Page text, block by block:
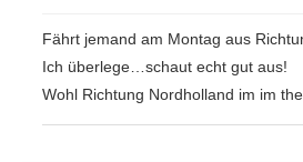
Fährt jemand am Montag aus
Ich überlege…schaut echt gut aus!
Wohl Richtung Nordholland im im